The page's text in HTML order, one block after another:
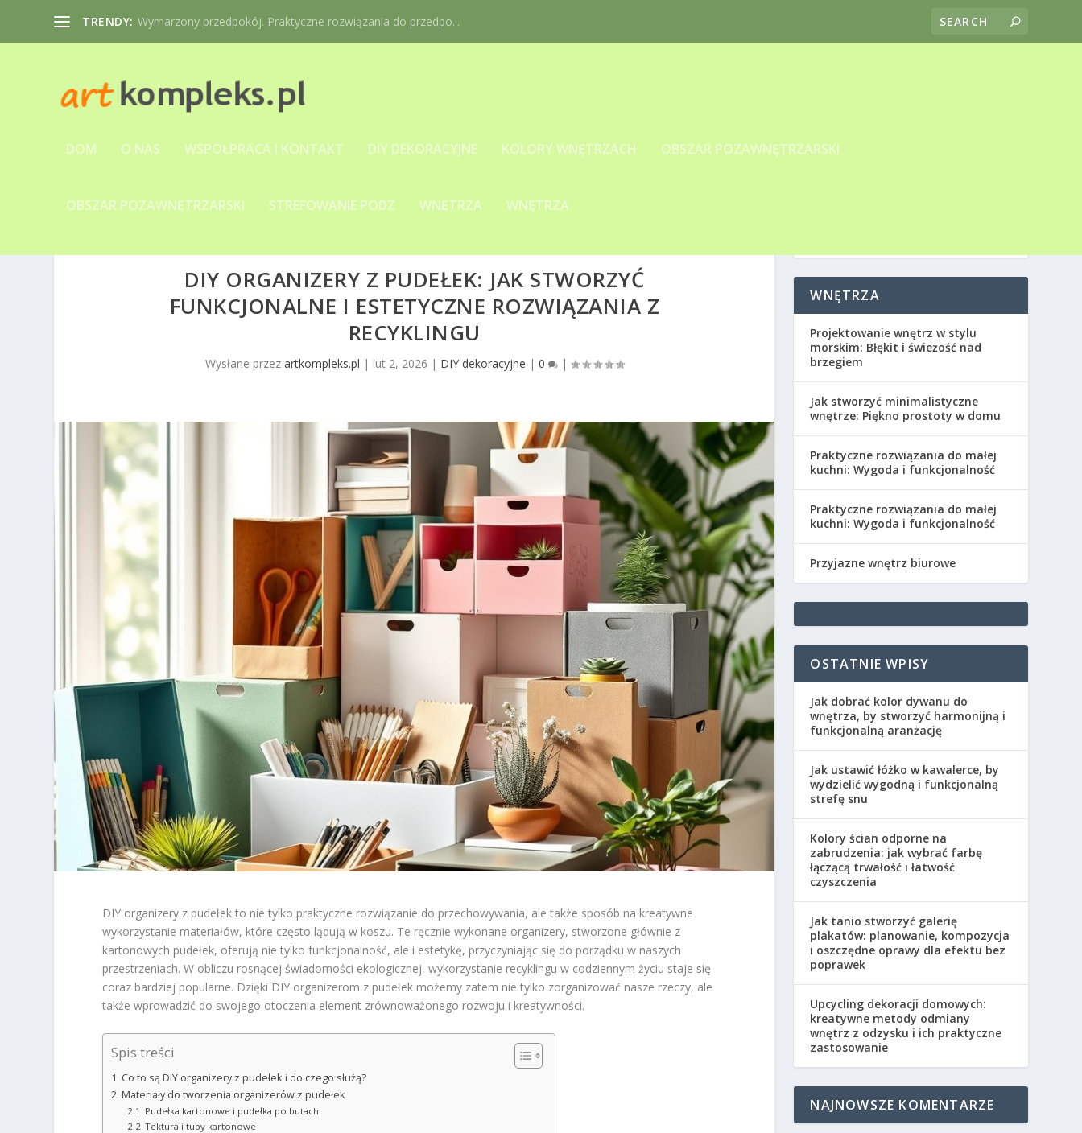
TRENDY: Wymarzony przedpokój. Praktyczne rozwiązania do przedpo...
DOM O NAS WSPÓŁPRACA I KONTAKT DIY DEKORACYJNE KOLORY WNĘTRZACH OBSZAR POZAWNĘTRZARSKI
OBSZAR POZAWNĘTRZARSKI STREFOWANIE PODZ WNĘTRZA WNĘTRZA
DIY ORGANIZERY Z PUDEŁEK: JAK STWORZYĆ
FUNKCJONALNE I ESTETYCZNE ROZWIĄZANIA Z
RECYKLINGU
Wysłane przez artkompleks.pl | lut 2, 2026 | DIY dekoracyjne | 0 |
DIY organizery z pudełek to nie tylko praktyczne rozwiązanie do przechowywania, ale także sposób na kreatywne
wykorzystanie materiałów, które często lądują w koszu. Te ręcznie wykonane organizery, stworzone głównie z
kartonowych pudełek, oferują nie tylko funkcjonalność, ale i estetykę, przyczyniając się do porządku w naszych
przestrzeniach. W obliczu rosnącej świadomości ekologicznej, wykorzystanie recyklingu w codziennym życiu staje się
coraz bardziej popularne. Dzięki DIY organizerom z pudełek możemy zatem nie tylko zorganizować nasze rzeczy, ale
także wprowadzić do swojego otoczenia element zrównoważonego rozwoju i kreatywności.
Spis treści
Co to są DIY organizery z pudełek i do czego służą?
Materiały do tworzenia organizerów z pudełek
Pudełka kartonowe i pudełka po butach
Tektura i tuby kartonowe
WNĘTRZA
Projektowanie wnętrz w stylu
morskim: Błękit i świeżość nad
brzegiem
Jak stworzyć minimalistyczne
wnętrze: Piękno prostoty w domu
Praktyczne rozwiązania do małej
kuchni: Wygoda i funkcjonalność
Praktyczne rozwiązania do małej
kuchni: Wygoda i funkcjonalność
Przyjazne wnętrz biurowe
OSTATNIE WPISY
Jak dobrać kolor dywanu do
wnętrza, by stworzyć harmonijną i
funkcjonalną aranżację
Jak ustawić łóżko w kawalerce, by
wydzielić wygodną i funkcjonalną
strefę snu
Kolory ścian odporne na
zabrudzenia: jak wybrać farbę
łączącą trwałość i łatwość
czyszczenia
Jak tanio stworzyć galerię
plakatów: planowanie, kompozycja
i oszczędne oprawy dla efektu bez
poprawek
Upcycling dekoracji domowych:
kreatywne metody odmiany
wnętrz z odzysku i ich praktyczne
zastosowanie
NAJNOWSZE KOMENTARZE